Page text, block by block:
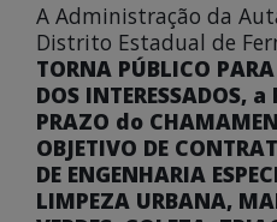
A Administração da
Distrito Estadual de
TORNA PÚBLICO
DOS INTERESSADOS,
PRAZO do
OBJETIVO DE
DE ENGENHARIA
LIMPEZA URBANA,